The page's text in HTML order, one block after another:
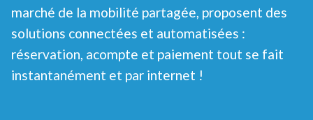
marché de la mobilité partagée, proposent des
solutions connectées et automatisées :
réservation, acompte et paiement tout se fait
instantanément et par internet !